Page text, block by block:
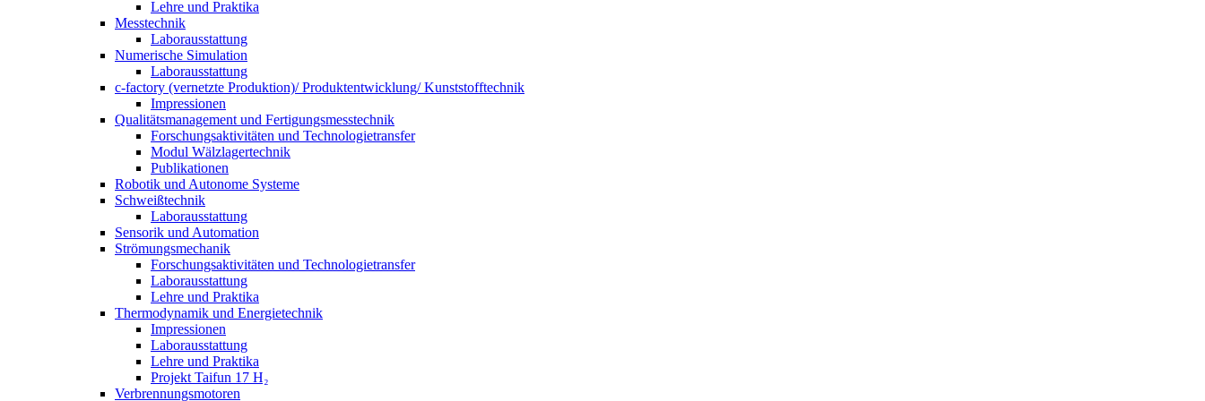
Lehre und Praktika
Messtechnik
Laborausstattung
Numerische Simulation
Laborausstattung
c-factory (vernetzte Produktion)/ Produktentwicklung/ Kunststofftechnik
Impressionen
Qualitätsmanagement und Fertigungsmesstechnik
Forschungsaktivitäten und Technologietransfer
Modul Wälzlagertechnik
Publikationen
Robotik und Autonome Systeme
Schweißtechnik
Laborausstattung
Sensorik und Automation
Strömungsmechanik
Forschungsaktivitäten und Technologietransfer
Laborausstattung
Lehre und Praktika
Thermodynamik und Energietechnik
Impressionen
Laborausstattung
Lehre und Praktika
Projekt Taifun 17 H₂
Verbrennungsmotoren